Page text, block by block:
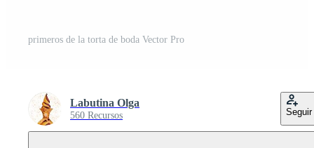
primeros de la torta de boda Vector Pro
Labutina Olga
560 Recursos Seguir